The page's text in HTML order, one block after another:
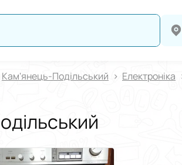
Кам'янець-Подільський Електроніка